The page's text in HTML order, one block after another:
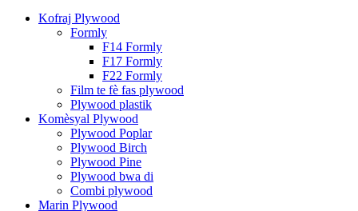
Kofraj Plywood
Formly
F14 Formly
F17 Formly
F22 Formly
Film te fè fas plywood
Plywood plastik
Komèsyal Plywood
Plywood Poplar
Plywood Birch
Plywood Pine
Plywood bwa di
Combi plywood
Marin Plywood